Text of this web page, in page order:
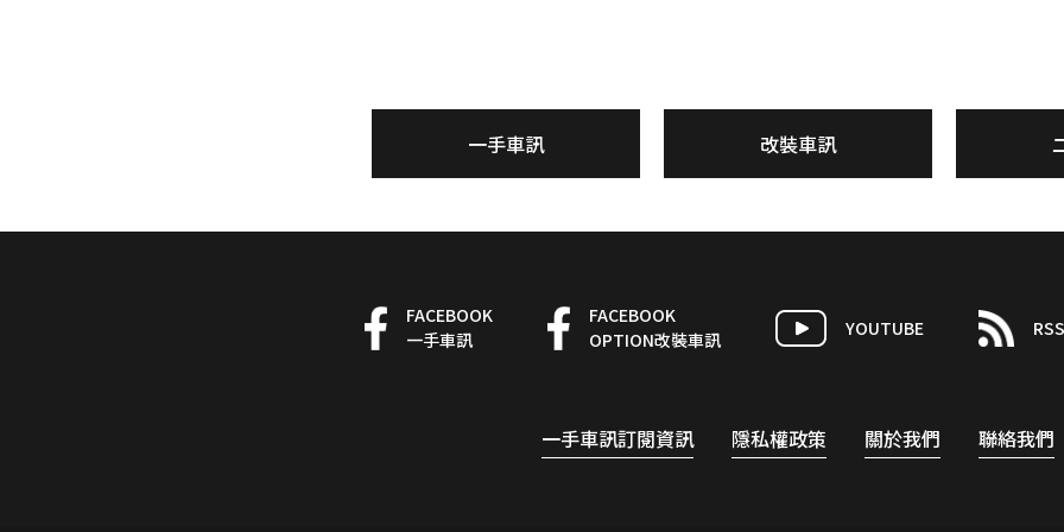
一手車訊 改裝車訊
FACEBOOK
一手車訊
FACEBOOK
OPTION改裝車訊
YOUTUBE RSS
一手車訊訂閱資訊 隱私權政策 關於我們 聯絡我們